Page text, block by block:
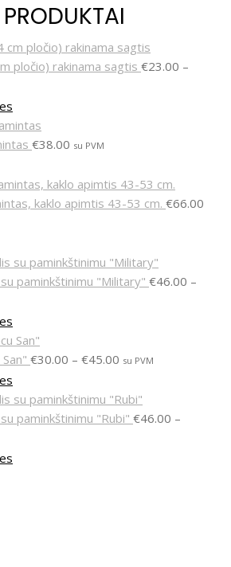
pločio) rakinama sagtis €23.00 –
€38.00 su PVM
kaklo apimtis 43-53 cm. €66.00
paminkštinimu "Military" €46.00 –
€30.00 – €45.00 su PVM
paminkštinimu "Rubi" €46.00 –